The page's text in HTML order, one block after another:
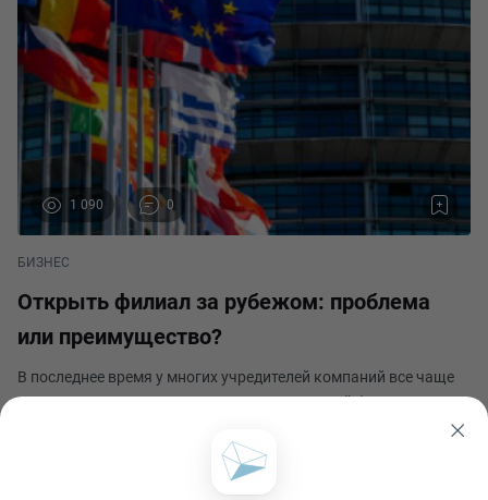
1 090 0
БИЗНЕС
Открыть филиал за рубежом: проблема
или преимущество?
В последнее время у многих учредителей компаний все чаще
появляется перспективная идея открыть свой бизнес за
рубежом. Причин много: либо внутренний рынок стал для них
тесен, и они хотят освоить новые возможности, либо
конкуренция высока и российский рынок пер
Опубликовано 22 июля 2021